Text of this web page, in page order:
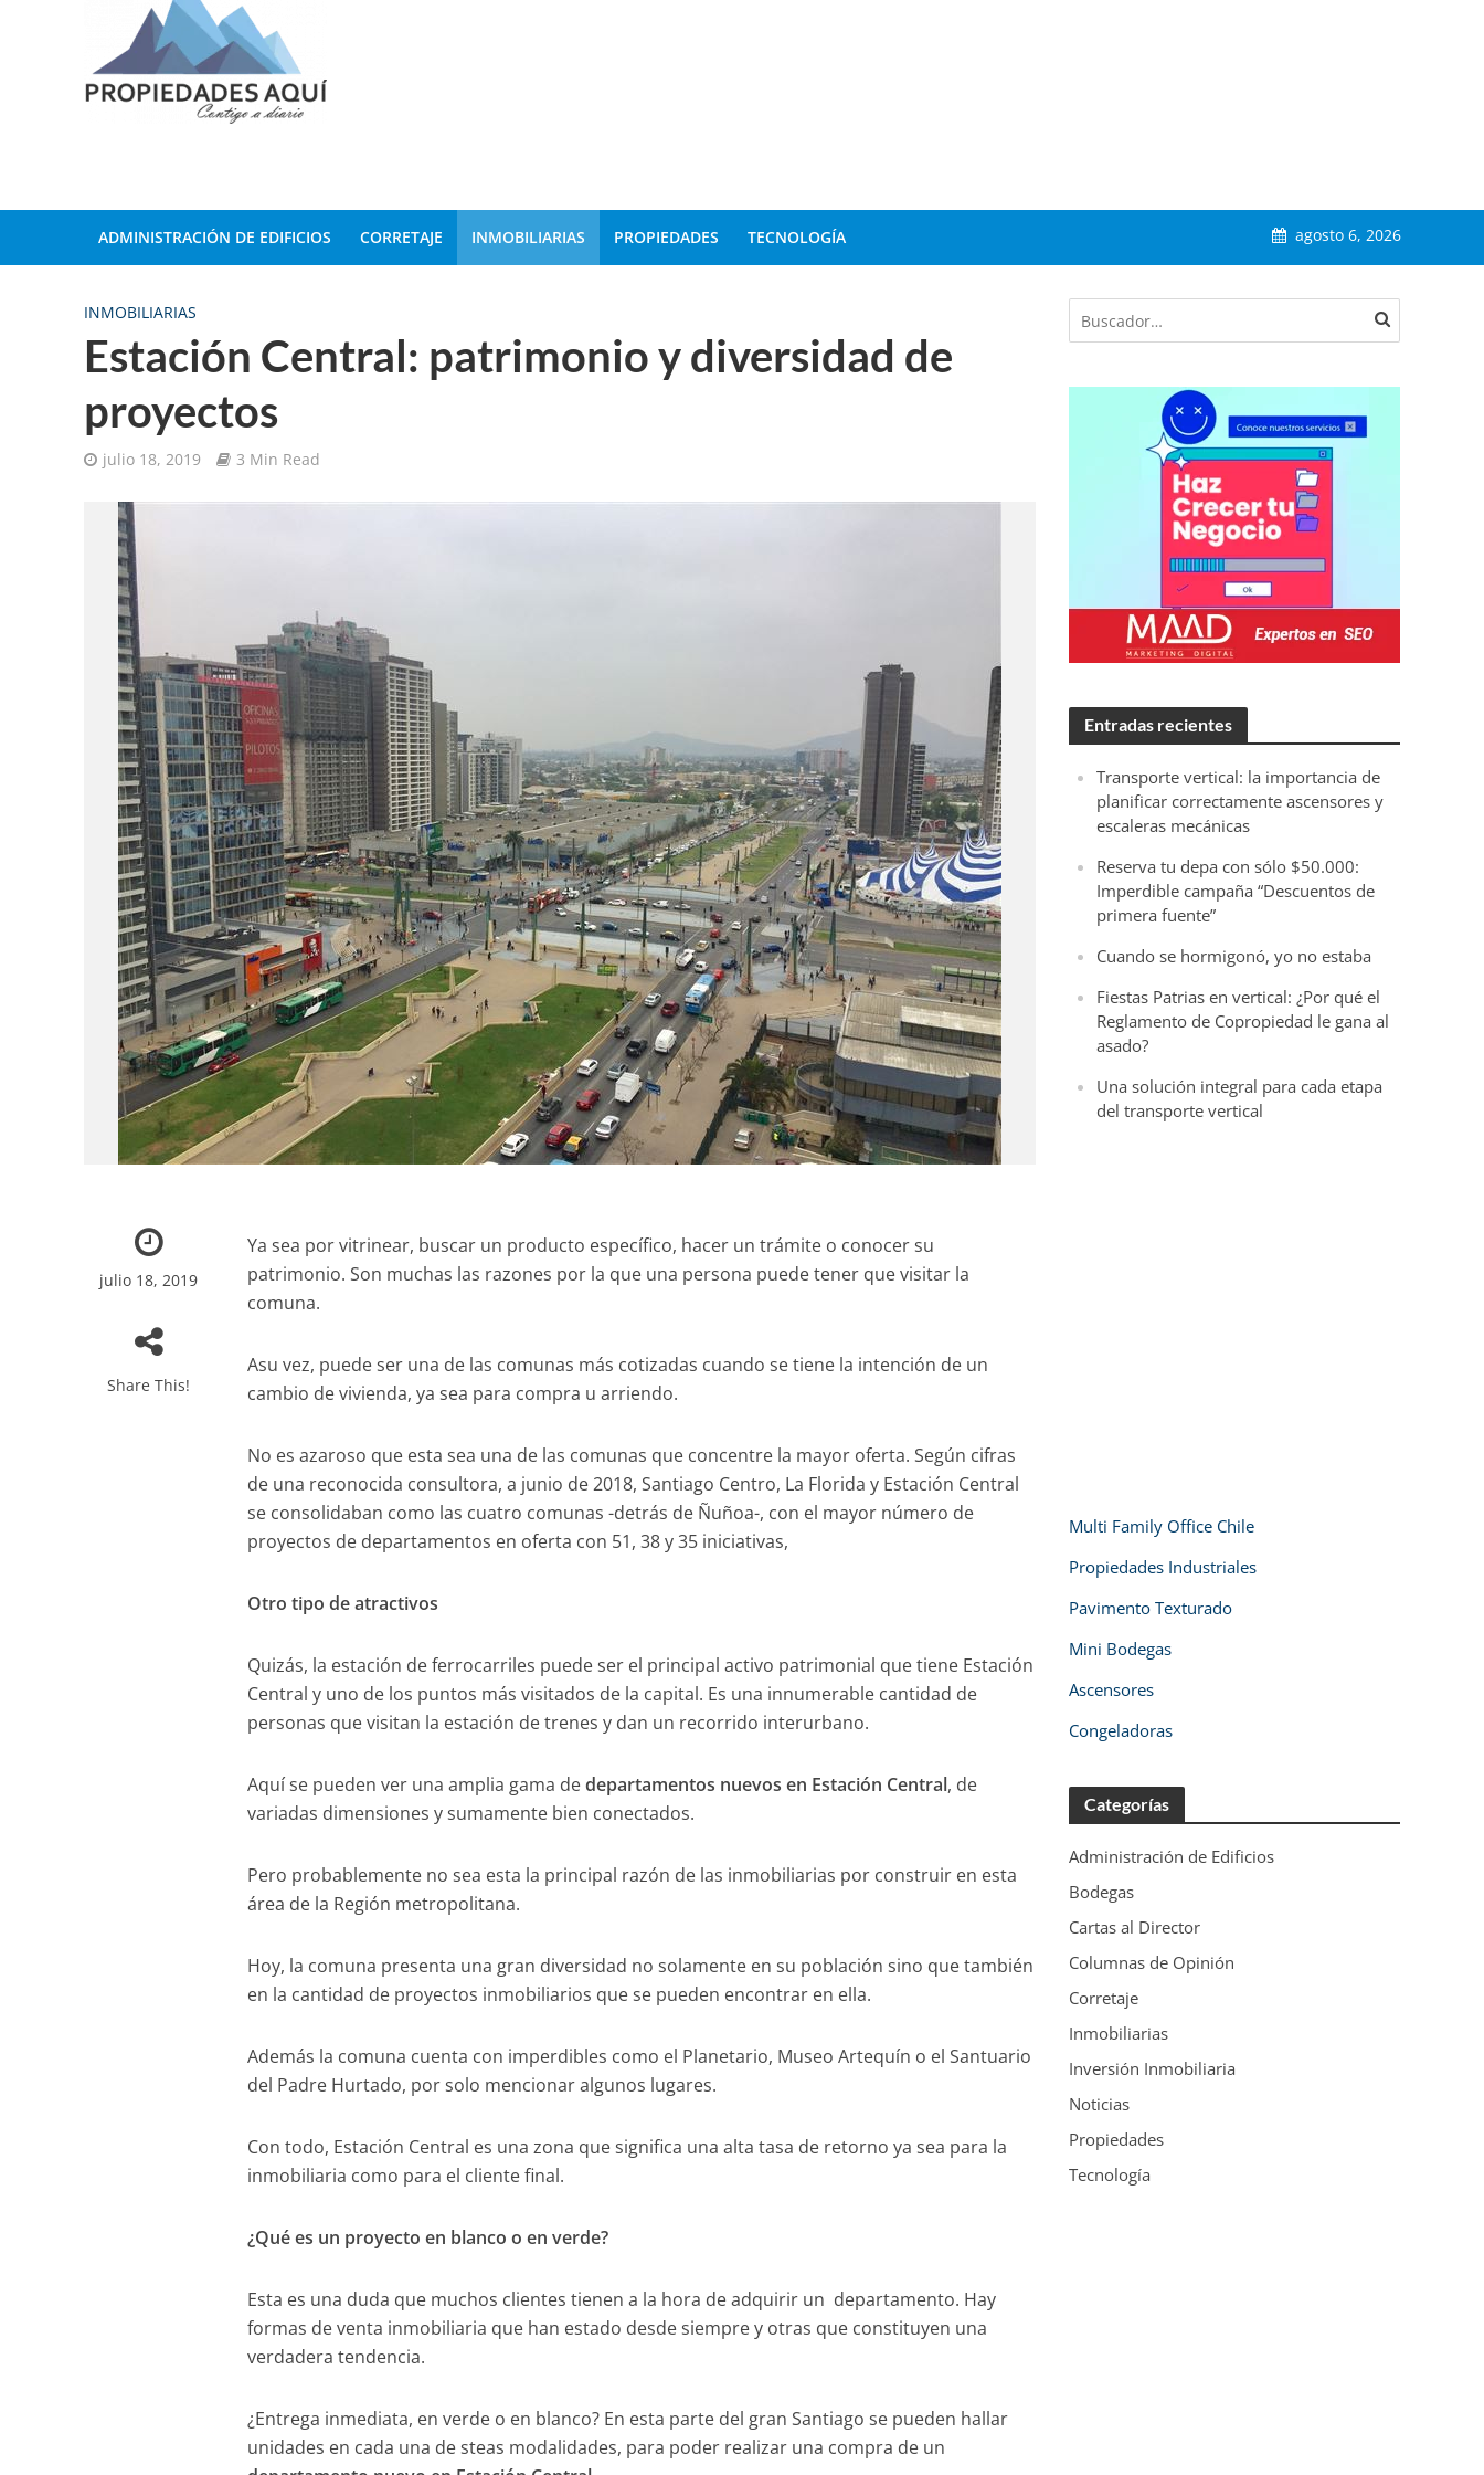
ADMINISTRACIÓN DE EDIFICIOS CORRETAJE INMOBILIARIAS PROPIEDADES TECNOLOGÍA agosto 6, 2026
INMOBILIARIAS
Estación Central: patrimonio y diversidad de
proyectos
julio 18, 2019 3 Min Read
julio 18, 2019
Share This!
Ya sea por vitrinear, buscar un producto específico, hacer un trámite o conocer su
patrimonio. Son muchas las razones por la que una persona puede tener que visitar la
comuna.
Asu vez, puede ser una de las comunas más cotizadas cuando se tiene la intención de un
cambio de vivienda, ya sea para compra u arriendo.
No es azaroso que esta sea una de las comunas que concentre la mayor oferta. Según cifras
de una reconocida consultora, a junio de 2018, Santiago Centro, La Florida y Estación Central
se consolidaban como las cuatro comunas -detrás de Ñuñoa-, con el mayor número de
proyectos de departamentos en oferta con 51, 38 y 35 iniciativas,
Otro tipo de atractivos
Quizás, la estación de ferrocarriles puede ser el principal activo patrimonial que tiene Estación
Central y uno de los puntos más visitados de la capital. Es una innumerable cantidad de
personas que visitan la estación de trenes y dan un recorrido interurbano.
Aquí se pueden ver una amplia gama dedepartamentos nuevos en Estación Central, de
variadas dimensiones y sumamente bien conectados.
Pero probablemente no sea esta la principal razón de las inmobiliarias por construir en esta
área de la Región metropolitana.
Hoy, la comuna presenta una gran diversidad no solamente en su población sino que también
en la cantidad de proyectos inmobiliarios que se pueden encontrar en ella.
Además la comuna cuenta con imperdibles como el Planetario, Museo Artequín o el Santuario
del Padre Hurtado, por solo mencionar algunos lugares.
Con todo, Estación Central es una zona que significa una alta tasa de retorno ya sea para la
inmobiliaria como para el cliente final.
¿Qué es un proyecto en blanco o en verde?
Esta es una duda que muchos clientes tienen a la hora de adquirir un departamento. Hay
formas de venta inmobiliaria que han estado desde siempre y otras que constituyen una
verdadera tendencia.
¿Entrega inmediata, en verde o en blanco? En esta parte del gran Santiago se pueden hallar
unidades en cada una de steas modalidades, para poder realizar una compra de un
Entradas recientes
Transporte vertical: la importancia de
planificar correctamente ascensores y
escaleras mecánicas
Reserva tu depa con sólo $50.000:
Imperdible campaña “Descuentos de
primera fuente”
Cuando se hormigonó, yo no estaba
Fiestas Patrias en vertical: ¿Por qué el
Reglamento de Copropiedad le gana al
asado?
Una solución integral para cada etapa
del transporte vertical
Multi Family Office Chile
Propiedades Industriales
Pavimento Texturado
Mini Bodegas
Ascensores
Congeladoras
Categorías
Administración de Edificios
Bodegas
Cartas al Director
Columnas de Opinión
Corretaje
Inmobiliarias
Inversión Inmobiliaria
Noticias
Propiedades
Tecnología